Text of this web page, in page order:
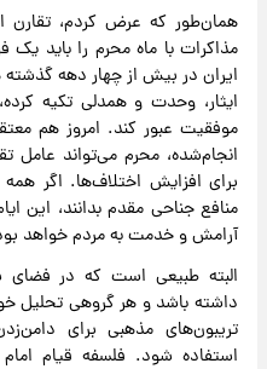
همان‌طور که عرض کردم، تقارن
مذاکرات با ماه محرم را باید
ایران در‌ بیش از چهار دهه گذشته
ایثار، وحدت و همدلی تکیه
موفقیت عبور کند. امروز هم
انجام‌شده، محرم می‌تواند عامل
برای افزایش اختلاف‌ها‌. اگر
منافع جناحی مقدم بدانند، این
آرامش و خدمت به مردم خواهد
البته طبیعی است که در فضای
داشته باشد و هر گروهی تحلیل خود
تریبون‌های مذهبی برای
استفاده شود. فلسفه قیام